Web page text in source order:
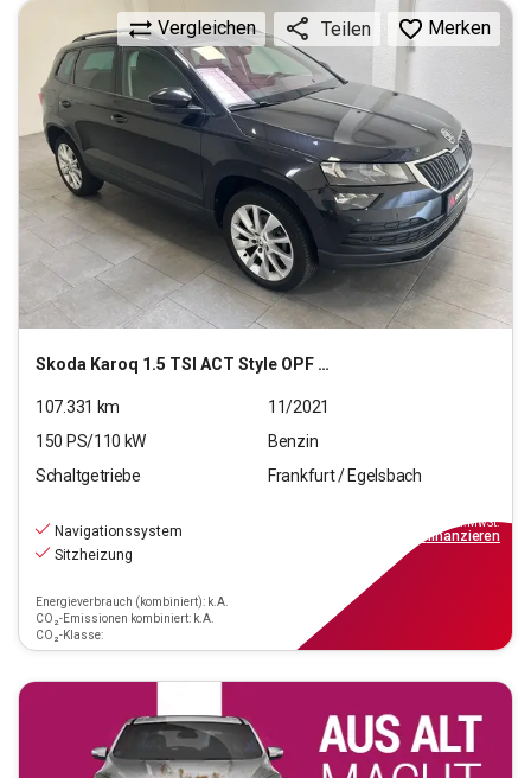
Skoda Karoq 1.5 TSI ACT Style OPF (EURO 6d)
Vergleichen Teilen Merken
107.331 km
11/2021
150 PS/110 kW
Benzin
Schaltgetriebe
Frankfurt / Egelsbach
Navigationssystem
Sitzheizung
Energieverbrauch (kombiniert): k.A.
CO₂-Emissionen kombiniert: k.A.
CO₂-Klasse:
inkl.MwSt.
finanzieren